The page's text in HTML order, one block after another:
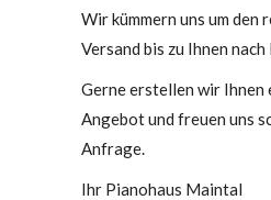
Wir kümmern uns um den
Versand bis zu Ihnen nach
Gerne erstellen wir Ihnen
Angebot und freuen uns
Anfrage.
Ihr Pianohaus Maintal